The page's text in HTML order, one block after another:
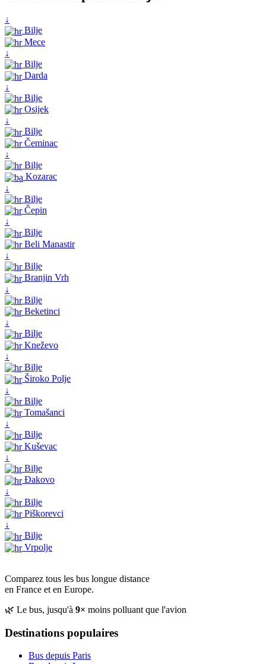
↓
Bilje
Mece
↓
Bilje
Darda
↓
Bilje
Osijek
↓
Bilje
Čeminac
↓
Bilje
Kozarac
↓
Bilje
Čepin
↓
Bilje
Beli Manastir
↓
Bilje
Branjin Vrh
↓
Bilje
Beketinci
↓
Bilje
Kneževo
↓
Bilje
Široko Polje
↓
Bilje
Tomašanci
↓
Bilje
Kuševac
↓
Bilje
Đakovo
↓
Bilje
Piškorevci
↓
Bilje
Vrpolje
Comparez tous les bus longue distance
en France et en Europe.
🌿 Le bus, jusqu'à 9× moins polluant que l'avion
Destinations populaires
Bus depuis Paris